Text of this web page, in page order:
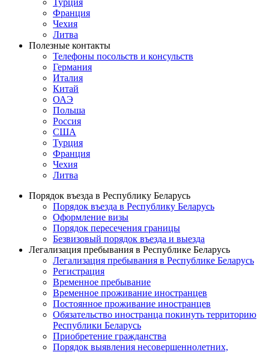
Турция
Франция
Чехия
Литва
Полезные контакты
Телефоны посольств и консульств
Германия
Италия
Китай
ОАЭ
Польша
Россия
США
Турция
Франция
Чехия
Литва
Порядок въезда в Республику Беларусь
Порядок въезда в Республику Беларусь
Оформление визы
Порядок пересечения границы
Безвизовый порядок въезда и выезда
Легализация пребывания в Республике Беларусь
Легализация пребывания в Республике Беларусь
Регистрация
Временное пребывание
Временное проживание иностранцев
Постоянное проживание иностранцев
Обязательство иностранца покинуть территорию
Республики Беларусь
Приобретение гражданства
Порядок выявления несовершеннолетних,